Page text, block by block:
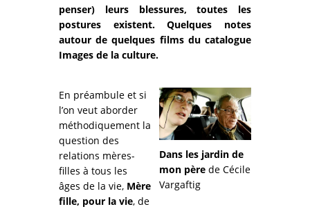
penser) leurs blessures, toutes les
postures existent. Quelques notes
autour de quelques films du catalogue
Images de la culture.
En préambule et si
l’on veut aborder
méthodiquement la
question des
relations mères-
filles à tous les
âges de la vie, Mère
fille, pour la vie, de
Dans les jardin de
mon père de Cécile
Vargaftig